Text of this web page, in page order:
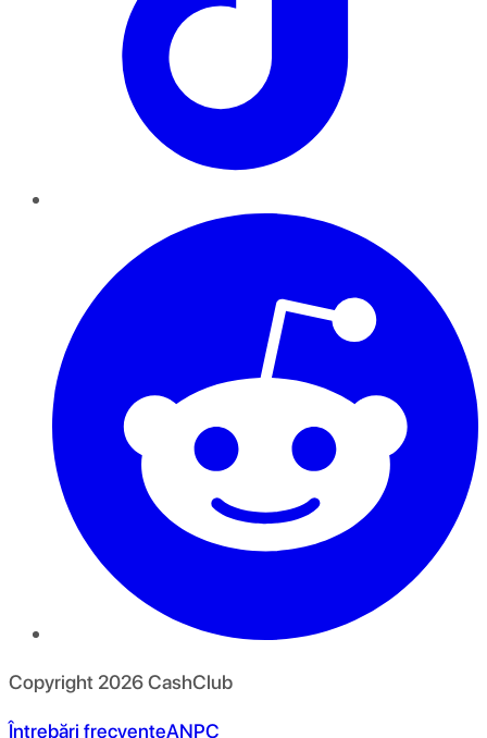
Copyright 2026CashClub
Întrebări frecventeANPC